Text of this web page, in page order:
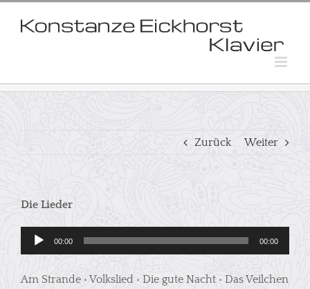
Zurück Weiter
Die Lieder
Audio-
00:00 00:00
Am Strande • Volkslied • Die gute Nacht • Das Veilchen